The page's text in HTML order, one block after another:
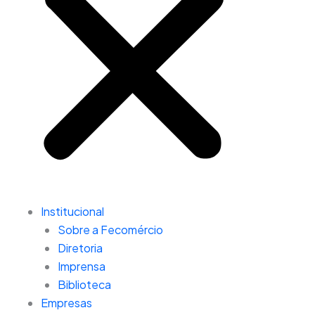
Institucional
Sobre a Fecomércio
Diretoria
Imprensa
Biblioteca
Empresas